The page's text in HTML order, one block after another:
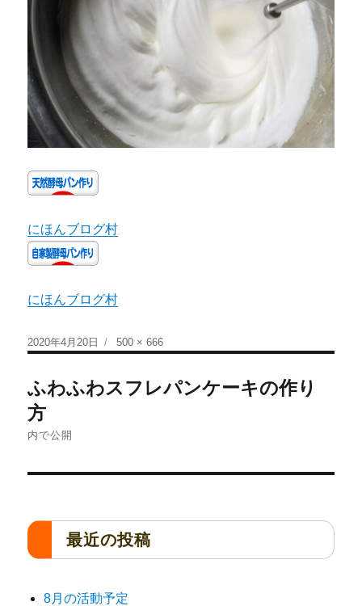
にほんブログ村
にほんブログ村
2020年4月20日 500 × 666
ふわふわスフレパンケーキの作り
方
内で公開
最近の投稿
8月の活動予定